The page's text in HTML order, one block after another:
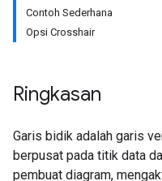
Contoh Sederhana
Opsi Crosshair
Ringkasan
Garis bidik adalah garis
berpusat pada titik data
pembuat diagram,